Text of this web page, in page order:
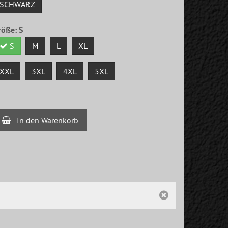
SCHWARZ
S
S M L XL
XXL 3XL 4XL 5XL
In den Warenkorb